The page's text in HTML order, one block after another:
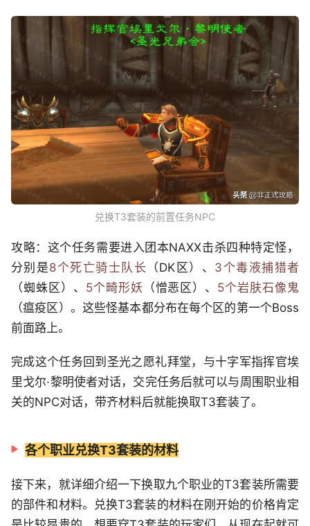
兑换T3套装的前置任务NPC
攻略：这个任务需要进入团本NAXX击杀四种特定怪，
分别是8个死亡骑士队长 （DK区）、 3个毒液捕猎者
（蜘蛛区）、 5个畸形妖 （憎恶区）、 5个岩肤石像鬼
（瘟疫区）。这些怪基本都分布在每个区的第一个Boss
前面路上。
完成这个任务回到圣光之愿礼拜堂，与十字军指挥官埃
里戈尔·黎明使者对话，交完任务后就可以与周围职业相
关的NPC对话，带齐材料后就能换取T3套装了。
各个职业兑换T3套装的材料
接下来，就详细介绍一下换取九个职业的T3套装所需要
的部件和材料。兑换T3套装的材料在刚开始的价格肯定